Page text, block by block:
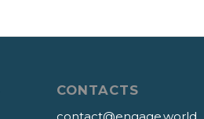
CONTACTS